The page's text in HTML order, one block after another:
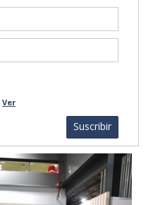
Ver
Suscribir